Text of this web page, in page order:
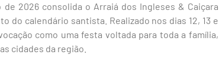
2026 consolida o Arraiá dos Ingleses & Caiçara
calendário santista. Realizado nos dias 12, 13 e
como uma festa voltada para toda a família,
cidades da região.